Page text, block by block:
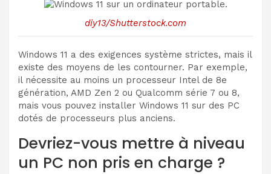
diy13/Shutterstock.com
Windows 11 a des exigences système strictes, mais il
existe des moyens de les contourner. Par exemple,
il nécessite au moins un processeur Intel de 8e
génération, AMD Zen 2 ou Qualcomm série 7 ou 8,
mais vous pouvez installer Windows 11 sur des PC
dotés de processeurs plus anciens.
Devriez-vous mettre à niveau
un PC non pris en charge ?